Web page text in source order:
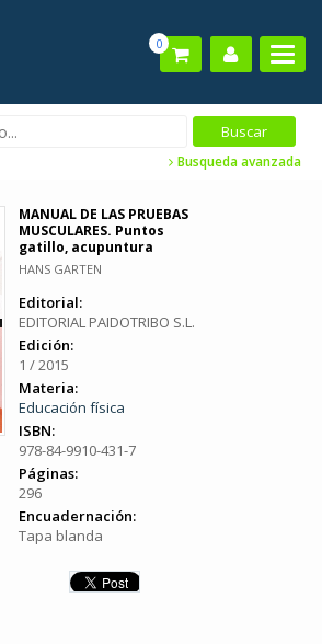
0
Busqueda avanzada
MANUAL DE LAS PRUEBAS
MUSCULARES. Puntos
gatillo, acupuntura
HANS GARTEN
Editorial:
EDITORIAL PAIDOTRIBO S.L.
Edición:
1 / 2015
Materia:
Educación física
ISBN:
978-84-9910-431-7
Páginas:
296
Encuadernación:
Tapa blanda